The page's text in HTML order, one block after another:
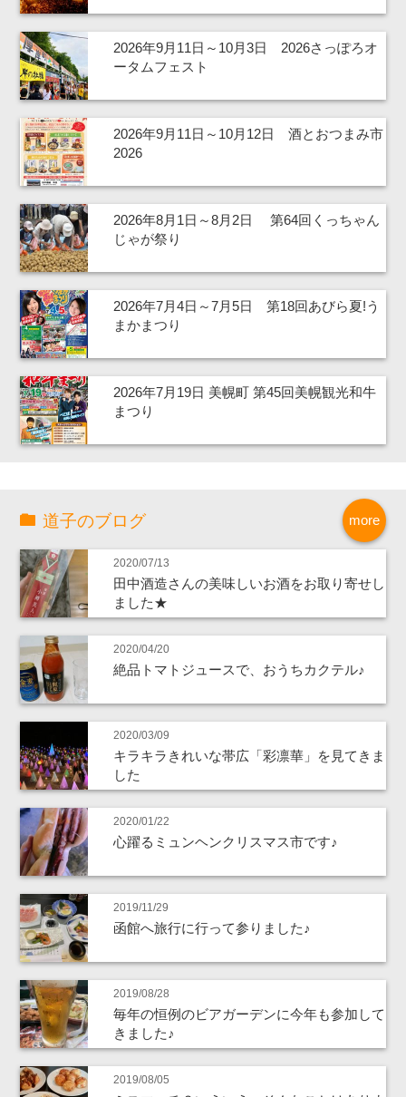
2026年9月11日～10月3日 2026さっぽろオ
ータムフェスト
2026年9月11日～10月12日 酒とおつまみ市
2026
2026年8月1日～8月2日 第64回くっちゃん
じゃが祭り
2026年7月4日～7月5日 第18回あびら夏!う
まかまつり
2026年7月19日 美幌町 第45回美幌観光和牛
まつり
more
道子のブログ
2020/07/13
田中酒造さんの美味しいお酒をお取り寄せし
ました★
2020/04/20
絶品トマトジュースで、おうちカクテル♪
2020/03/09
キラキラきれいな帯広「彩凛華」を見てきま
した
2020/01/22
心躍るミュンヘンクリスマス市です♪
2019/11/29
函館へ旅行に行って参りました♪
2019/08/28
毎年の恒例のビアガーデンに今年も参加して
きました♪
2019/08/05